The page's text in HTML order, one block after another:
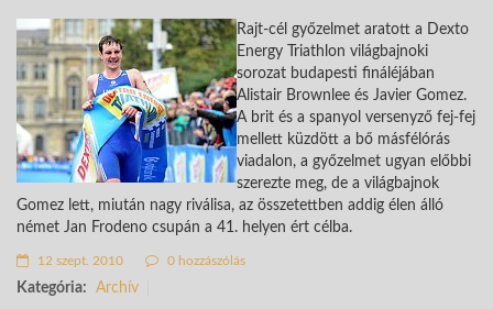
Rajt-cél győzelmet aratott a Dexto
Energy Triathlon világbajnoki
sorozat budapesti fináléjában
Alistair Brownlee és Javier Gomez.
A brit és a spanyol versenyző fej-fej
mellett küzdött a bő másfélórás
viadalon, a győzelmet ugyan előbbi
szerezte meg, de a világbajnok
Gomez lett, miután nagy riválisa, az összetettben addig élen álló
német Jan Frodeno csupán a 41. helyen ért célba.
12 szept. 2010 0 hozzászólás
Kategória: Archív